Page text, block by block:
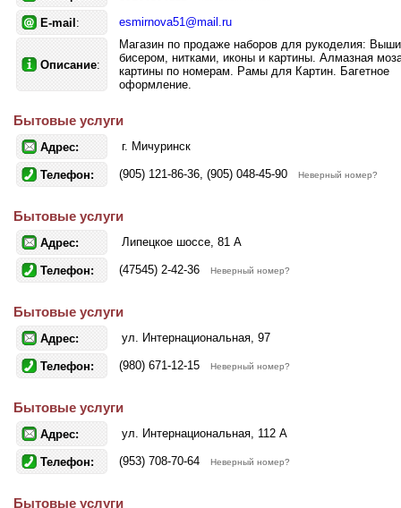
E-mail : esmirnova51@mail.ru
Описание:
Магазин по продаже наборов для рукоделия:
бисером, нитками, иконы и картины. Алмазная
картины по номерам. Рамы для Картин. Багетное
оформление.
Бытовые услуги
Адрес: г. Мичуринск
Телефон: (905) 121-86-36, (905) 048-45-90 Неверный номер?
Бытовые услуги
Адрес: Липецкое шоссе, 81 А
Телефон: (47545) 2-42-36 Неверный номер?
Бытовые услуги
Адрес: ул. Интернациональная, 97
Телефон: (980) 671-12-15 Неверный номер?
Бытовые услуги
Адрес: ул. Интернациональная, 112 А
Телефон: (953) 708-70-64 Неверный номер?
Бытовые услуги